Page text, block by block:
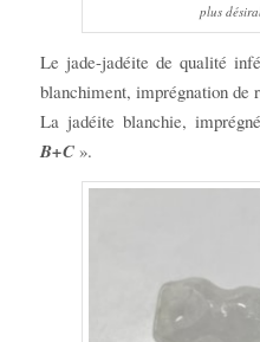
plus
Le jade-jadéite de qualité
blanchiment, imprégnation de
La jadéite blanchie,
B+C».